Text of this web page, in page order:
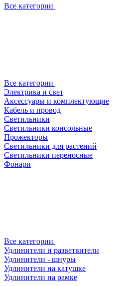
Все категории
Все категории
Электрика и свет
Аксессуары и комплектующие
Кабель и провод
Светильники
Светильники консольные
Прожекторы
Светильники для растений
Светильники переносные
Фонари
Все категории
Удлинители и разветвители
Удлинители - шнуры
Удлинители на катушке
Удлинители на рамке